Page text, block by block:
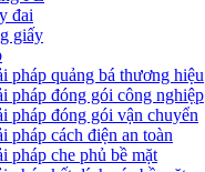
đai
giấy
pháp quảng bá thương hiệu
pháp đóng gói công nghiệp
pháp đóng gói vận chuyển
pháp cách điện an toàn
pháp che phủ bề mặt